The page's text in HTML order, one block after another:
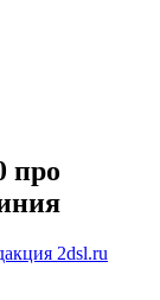
про
2dsl.ru